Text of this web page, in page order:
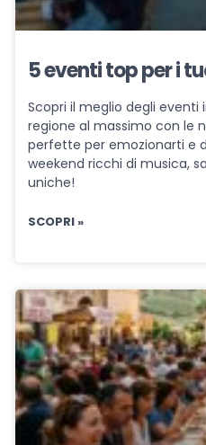
5 eventi top per i
Scopri il meglio degli eventi
regione al massimo con le
perfette per emozionarti e
weekend ricchi di musica,
uniche!
SCOPRI »